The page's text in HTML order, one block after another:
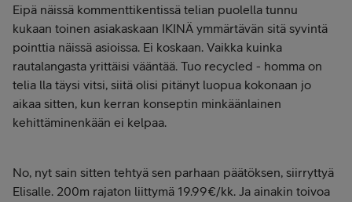
Eipä näissä kommenttikentissä telian puolella tunnu
kukaan toinen asiakaskaan IKINÄ ymmärtävän sitä syvintä
pointtia näissä asioissa. Ei koskaan. Vaikka kuinka
rautalangasta yrittäisi vääntää. Tuo recycled - homma on
telia lla täysi vitsi, siitä olisi pitänyt luopua kokonaan jo
aikaa sitten, kun kerran konseptin minkäänlainen
kehittäminenkään ei kelpaa.
No, nyt sain sitten tehtyä sen parhaan päätöksen, siirryttyä
Elisalle. 200m rajaton liittymä 19.99€/kk. Ja ainakin toivoa